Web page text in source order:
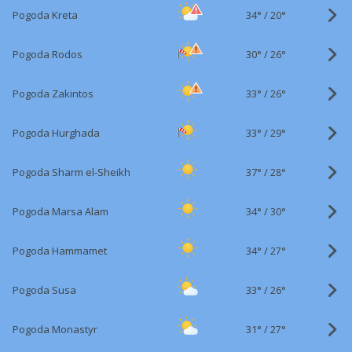
Pogoda Kreta 34° /20°
Pogoda Rodos 30° /26°
Pogoda Zakintos 33° /26°
Pogoda Hurghada 33° /29°
Pogoda Sharm el-Sheikh 37° /28°
Pogoda Marsa Alam 34° /30°
Pogoda Hammamet 34° /27°
Pogoda Susa 33° /26°
Pogoda Monastyr 31° /27°